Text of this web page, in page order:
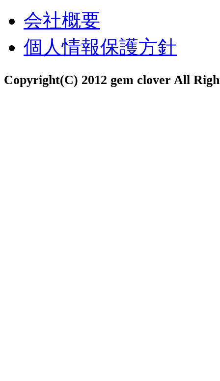
会社概要
個人情報保護方針
Copyright(C) 2012 gem clover All